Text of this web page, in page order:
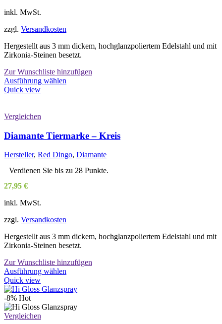
inkl. MwSt.
zzgl. Versandkosten
Hergestellt aus 3 mm dickem, hochglanzpoliertem Edelstahl und mit
Zirkonia-Steinen besetzt.
Zur Wunschliste hinzufügen
Ausführung wählen
Die
Optionen
können
auf
der
Quick view
Vergleichen
Diamante Tiermarke – Kreis
Hersteller, Red Dingo, Diamante
Verdienen Sie bis zu 28 Punkte.
27,95 €
inkl. MwSt.
zzgl. Versandkosten
Hergestellt aus 3 mm dickem, hochglanzpoliertem Edelstahl und mit
Zirkonia-Steinen besetzt.
Zur Wunschliste hinzufügen
Ausführung wählen
weist
Varianten
Quick view
-8% Hot
Vergleichen